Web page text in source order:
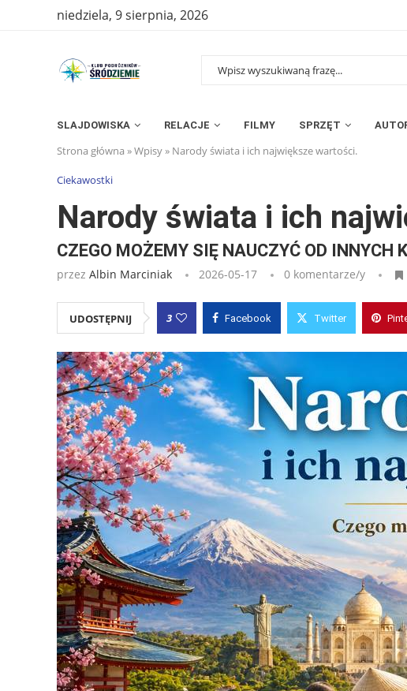
niedziela, 9 sierpnia, 2026
SLAJDOWISKA RELACJE FILMY SPRZĘT
Strona główna »Wpisy» Narody świata i ich największe wartości.
Ciekawostki
Narody świata i ich
CZEGO MOŻEMY SIĘ NAUCZYĆ OD INNYCH
przez Albin Marciniak 2026-05-17 0 komentarze/y
UDOSTĘPNIJ 3 Facebook Twitter